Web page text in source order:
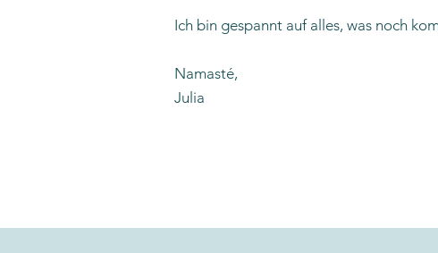
Ich bin gespannt auf alles, was noch
Namasté,
Julia